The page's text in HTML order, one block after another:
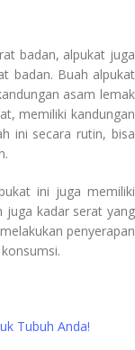
badan, alpukat juga
badan. Buah alpukat
asam lemak
memiliki kandungan
ini secara rutin, bisa
ini juga memiliki
juga kadar serat yang
penyerapan
Tubuh Anda!